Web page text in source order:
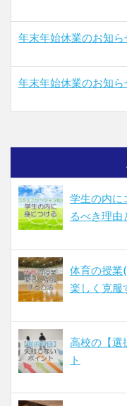
年末年始休業のお知ら
年末年始休業のお知ら
学生の内に
るべき理由
体育の授業
楽しく克服
高校の【選
ト